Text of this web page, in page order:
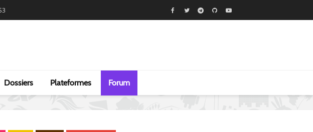
Dossiers Plateformes Forum